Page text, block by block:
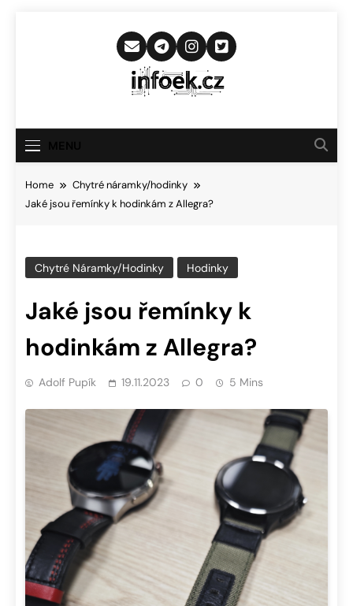
Infoek.cz
Novinkám
Home
Chytré náramky/hodinky
Jaké jsou řemínky k hodinkám z Allegra?
Chytré Náramky/hodinky Hodinky
Jaké jsou řemínky k
hodinkám z Allegra?
Adolf Pupík 19.11.2023 0 5 Mins